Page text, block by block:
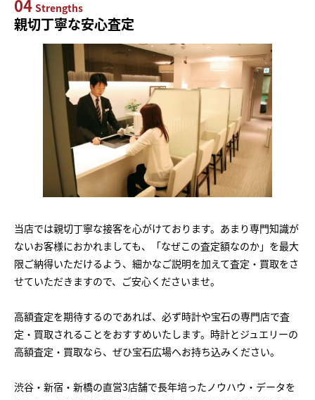
04 Strengths
親切丁寧な安心査定
当店では親切丁寧な接客を心がけております。あまり専門知識が
ないお客様におかれましても、「なぜこの査定額なのか」を最大
限ご納得いただけるよう、細かなご説明を加えて査定・買取をさ
せていただきますので、ご安心くださいませ。
高額査定を期待するのであれば、必ず時計や宝石の専門店で査
定・買取されることをおすすめいたします。時計とジュエリーの
高額査定・買取なら、ぜひ宝石広場へお持ち込みください。
渋谷・新宿・新橋の直営3店舗で長年培ったノウハウ・データを